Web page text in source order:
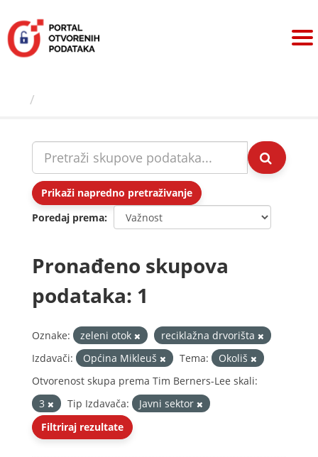
sadržaj
Prikaži napredno pretraživanje
Poredaj prema
Pronađeno skupova
podataka: 1
Oznake: zeleni otok
reciklažna drvorišta
Izdavači:
Općina Mikleuš Tema:
Okoliš
Otvorenost skupa prema Tim Berners-Lee skali:
3
Tip Izdavača:
Javni sektor
Filtriraj rezultate